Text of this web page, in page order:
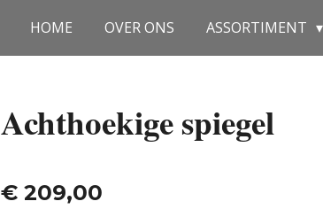
HOME OVER ONS ASSORTIMENT
Achthoekige spiegel
€ 209,00